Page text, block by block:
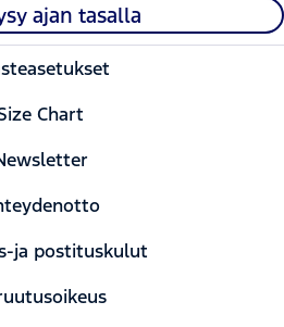
ajan tasalla
Chart
ja postituskulut